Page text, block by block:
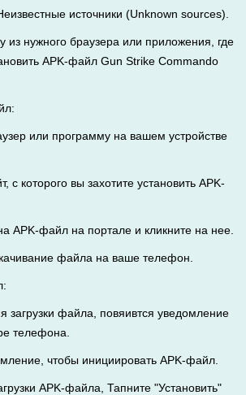
источники (Unknown sources).
из нужного браузера или приложения, где
APK-файл Gun Strike Commando
или программу на вашем устройстве
с которого вы захотите установить APK-
APK-файл на портале и кликните на нее.
файла на ваше телефон.
загрузки файла, повяивтся уведомление
телефона.
чтобы инициировать APK-файл.
APK-файла, Тапните "Установить"